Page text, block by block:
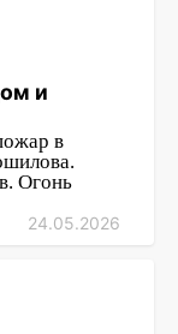
и
в
Огонь
24.05.2026